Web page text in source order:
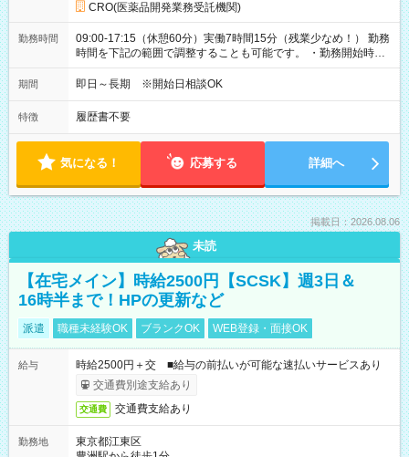
CRO(医薬品開発業務受託機関)
勤務時間
09:00-17:15（休憩60分）実働7時間15分（残業少なめ！） 勤務
時間を下記の範囲で調整することも可能です。 ・勤務開始時
間 09:00～10:00 ・勤務終了時間 16:00～17:15 ・実働
05:00～07:15
期間 即日～長期 ※開始日相談OK
特徴 履歴書不要
気になる！ 応募する 詳細へ
掲載日：2026.08.06
未読
【在宅メイン】時給2500円【SCSK】週3日＆
16時半まで！HPの更新など
派遣 職種未経験OK ブランクOK WEB登録・面接OK
給与
時給2500円＋交 ■給与の前払いが可能な速払いサービスあり
交通費別途支給あり
交通費 交通費支給あり
勤務地
東京都江東区